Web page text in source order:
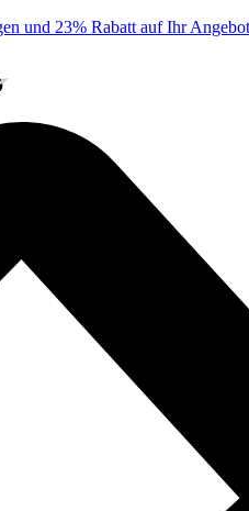
und 23% Rabatt auf Ihr